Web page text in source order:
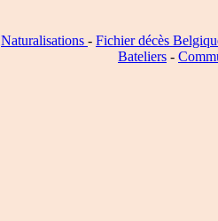
Naturalisations - Fichier décès
Bateliers -